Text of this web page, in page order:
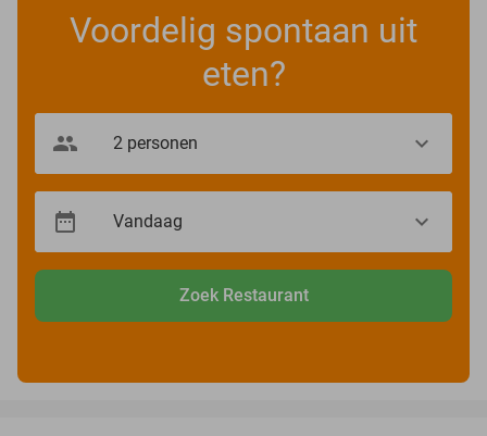
Voordelig spontaan uit
eten?
Zoek Restaurant